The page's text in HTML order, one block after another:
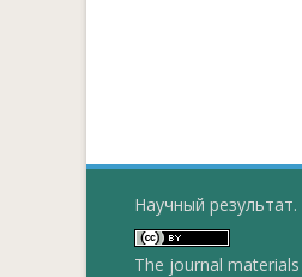
Научный
The journal